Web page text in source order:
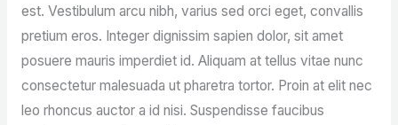
est. Vestibulum arcu nibh, varius sed orci eget, convallis
pretium eros. Integer dignissim sapien dolor, sit amet
posuere mauris imperdiet id. Aliquam at tellus vitae nunc
consectetur malesuada ut pharetra tortor. Proin at elit nec
leo rhoncus auctor a id nisi. Suspendisse faucibus